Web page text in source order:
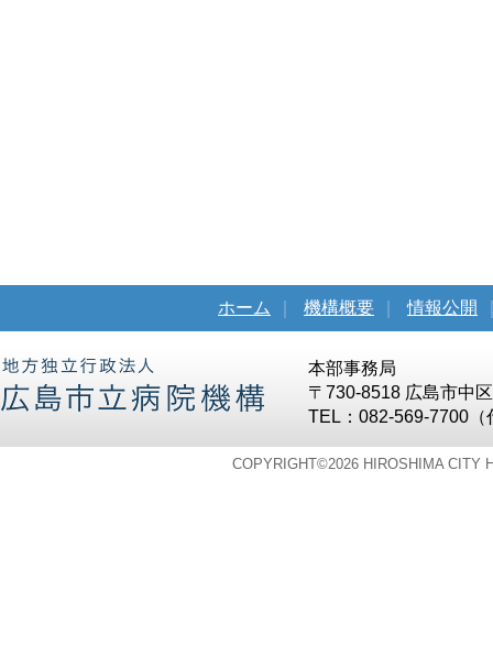
ホーム 機構概要 情報公開
本部事務局
〒730-8518 広島市中
TEL：082-569-7700
COPYRIGHT©2026 HIROSHIMA CITY